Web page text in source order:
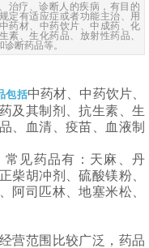
治疗、诊断人的疾病，有目的
定有适应症或者功能主治、用
药材、中药饮片、中成药、化
素、生化药品、放射性药品、
断药品等。
包括中药材、中药饮片、
及其制剂、抗生素、生
、血清、疫苗、血液制
常见药品有：天麻、丹
柴胡冲剂、硫酸镁粉、
阿司匹林、地塞米松、
营范围比较广泛，药品